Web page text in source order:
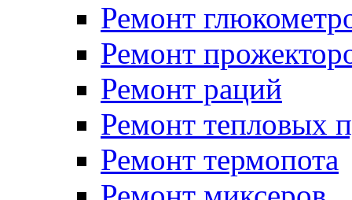
Ремонт
Ремонт
Ремонт раций
Ремонт тепловых
Ремонт термопота